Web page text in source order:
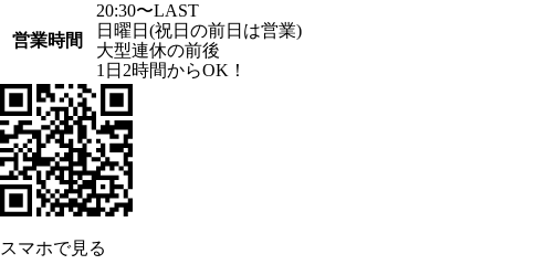
営業時間
20:30〜LAST
日曜日(祝日の前日は営業)
大型連休の前後
1日2時間からOK！
スマホで見る